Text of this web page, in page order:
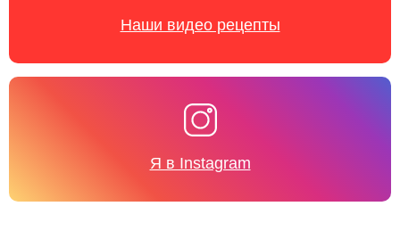
Наши видео рецепты
Я в Instagram